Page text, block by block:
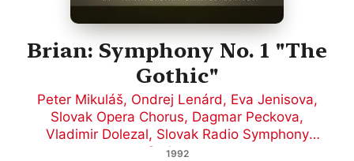
Brian: Symphony No. 1 "The
Gothic"
Peter Mikuláš, Ondrej Lenárd, Eva Jenisova,
Slovak Opera Chorus, Dagmar Peckova,
Vladimir Dolezal, Slovak Radio Symphony
Orchestra
1992